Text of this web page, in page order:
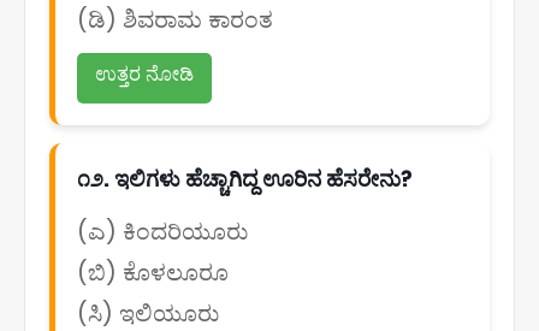
(ಡಿ) ಶಿವರಾಮ ಕಾರಂತ
ಉತ್ತರ ನೋಡಿ
೧೨. ಇಲಿಗಳು ಹೆಚ್ಚಾಗಿದ್ದ ಊರಿನ ಹೆಸರೇನು?
(ಎ) ಕಿಂದರಿಯೂರು
(ಬಿ) ಕೊಳಲೂರೂ
(ಸಿ) ಇಲಿಯೂರು